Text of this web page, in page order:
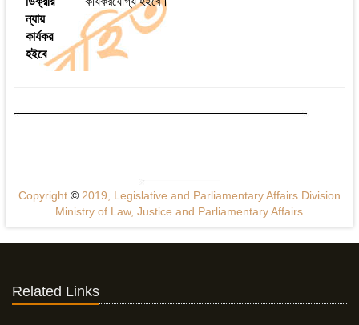
ন্যায়
কার্যকর
হইবে
Copyright ©2019, Legislative and Parliamentary Affairs Division
Ministry of Law, Justice and Parliamentary Affairs
Related Links